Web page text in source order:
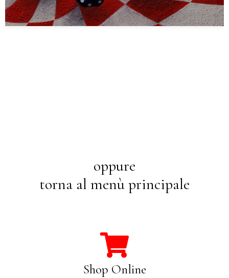
oppure
torna al menù principale
Shop Online